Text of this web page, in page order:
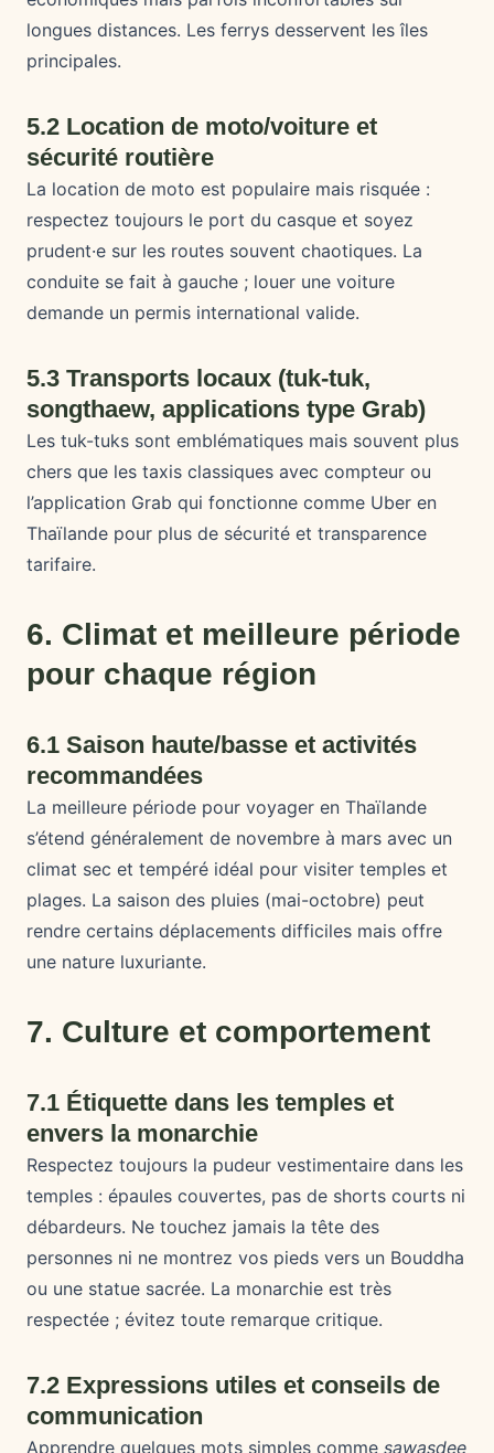
longues distances. Les ferrys desservent les îles
principales.
5.2 Location de moto/voiture et
sécurité routière
La location de moto est populaire mais risquée :
respectez toujours le port du casque et soyez
prudent·e sur les routes souvent chaotiques. La
conduite se fait à gauche ; louer une voiture
demande un permis international valide.
5.3 Transports locaux (tuk-tuk,
songthaew, applications type Grab)
Les tuk-tuks sont emblématiques mais souvent plus
chers que les taxis classiques avec compteur ou
l’application Grab qui fonctionne comme Uber en
Thaïlande pour plus de sécurité et transparence
tarifaire.
6. Climat et meilleure période
pour chaque région
6.1 Saison haute/basse et activités
recommandées
La meilleure période pour voyager en Thaïlande
s’étend généralement de novembre à mars avec un
climat sec et tempéré idéal pour visiter temples et
plages. La saison des pluies (mai-octobre) peut
rendre certains déplacements difficiles mais offre
une nature luxuriante.
7. Culture et comportement
7.1 Étiquette dans les temples et
envers la monarchie
Respectez toujours la pudeur vestimentaire dans les
temples : épaules couvertes, pas de shorts courts ni
débardeurs. Ne touchez jamais la tête des
personnes ni ne montrez vos pieds vers un Bouddha
ou une statue sacrée. La monarchie est très
respectée ; évitez toute remarque critique.
7.2 Expressions utiles et conseils de
communication
Apprendre quelques mots simples comme sawasdee